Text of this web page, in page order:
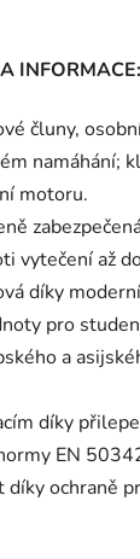
INFORMACE:
čluny,
namáhání;
motoru.
vytečení až
díky
pro
a
díky
EN
díky ochraně